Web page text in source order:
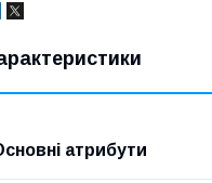
атрибути